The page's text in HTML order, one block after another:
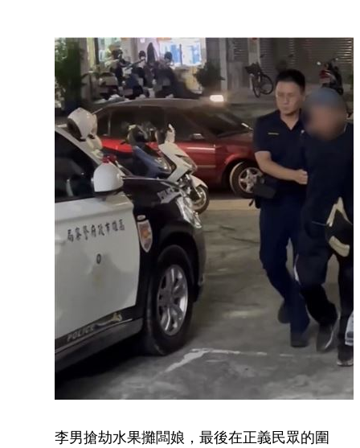
李男搶劫水果攤闆娘，最後在正義民眾的圍